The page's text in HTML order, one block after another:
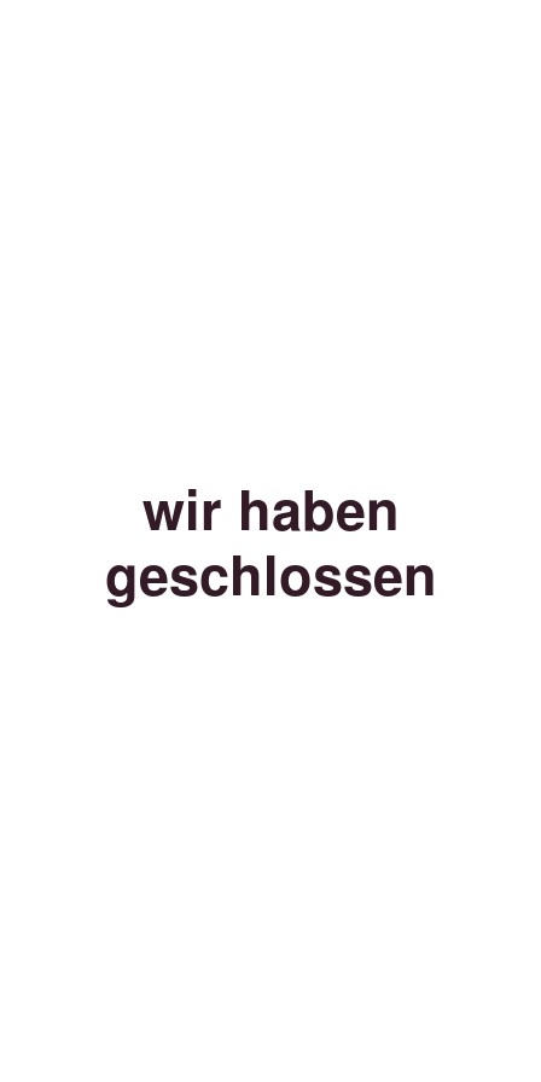
wir haben
geschlossen